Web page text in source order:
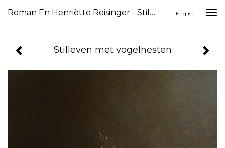
Roman En Henriëtte Reisinger - Stilleven Met Vogelnesten English
Stilleven met vogelnesten